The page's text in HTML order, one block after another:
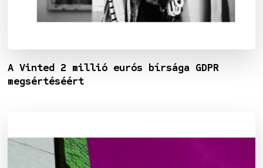
A Vinted 2 millió eurós bírsága GDPR
megsértéséért